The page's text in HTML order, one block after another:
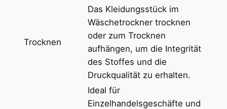
n
Trocknen
Das Kleidungsstück im
Wäschetrockner trocknen
oder zum Trocknen
aufhängen, um die Integrität
des Stoffes und die
Druckqualität zu erhalten.
Ideal für
Einzelhandelsgeschäfte und